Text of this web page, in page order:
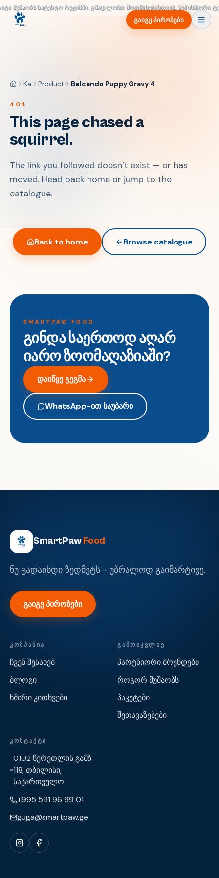
მუშაობს სატესტო რეჟიმში. გმადლობთ მოთმინებისთვის. ნებისმიერი
გაიგე პირობები
მთავარი
Ka Product Belcando Puppy Gravy 4
404
This page chased a
squirrel.
The link you followed doesn’t exist — or has
moved. Head back home or jump to the
catalogue.
Back to home Browse catalogue
SMARTPAW FOOD
გინდა საერთოდ აღარ
იარო ზოომაღაზიაში?
დაიწყე გეგმა
WhatsApp-ით საუბარი
SmartPawFood
ნუ გადაიხდი ზედმეტს - უბრალოდ გაიმარტივე.
გაიგე პირობები
ᲙᲝᲛᲞᲐᲜᲘᲐ
ჩვენ შესახებ
ბლოგი
ხშირი კითხვები
ᲒᲐᲛᲝᲘᲙᲕᲚᲘᲔ
პარტნიორი ბრენდები
როგორ მუშაობს
პაკეტები
შეთავაზებები
ᲙᲝᲜᲢᲐᲥᲢᲘ
0102 წერეთლის გამზ.
118, თბილისი,
საქართველო
+995 591 96 99 01
guga@smartpaw.ge